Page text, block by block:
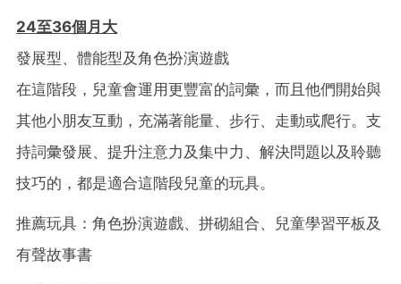
24至36個月大
發展型、體能型及角色扮演遊戲
在這階段，兒童會運用更豐富的詞彙，而且他們開始與
其他小朋友互動，充滿著能量、步行、走動或爬行。支
持詞彙發展、提升注意力及集中力、解決問題以及聆聽
技巧的，都是適合這階段兒童的玩具。
推薦玩具：角色扮演遊戲、拼砌組合、兒童學習平板及
有聲故事書